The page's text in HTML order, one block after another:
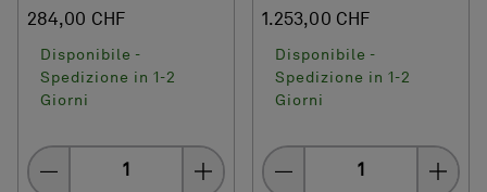
284,00 CHF
Disponibile -
Spedizione in 1-2
Giorni
Quantity
1.253,00 CHF
Disponibile -
Spedizione in 1-2
Giorni
Quantity